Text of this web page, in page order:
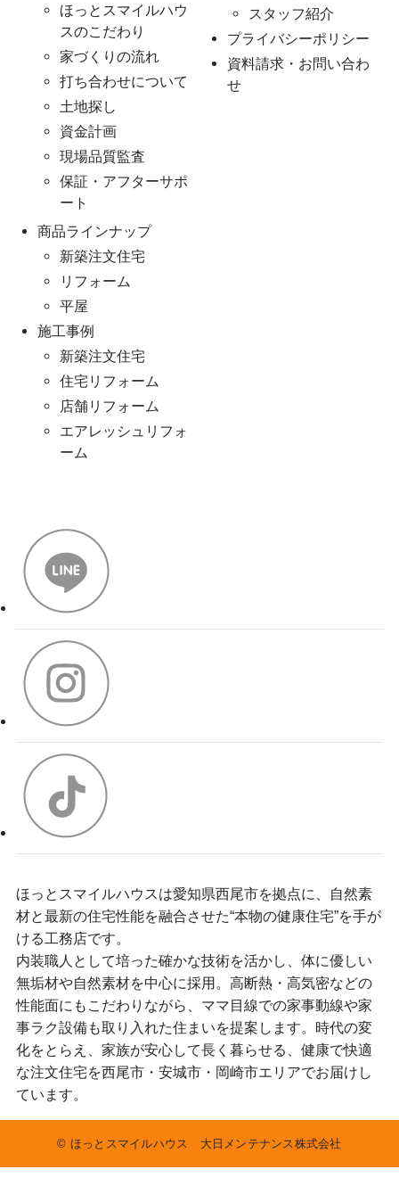
ほっとスマイルハウ
スのこだわり
家づくりの流れ
打ち合わせについて
土地探し
資金計画
現場品質監査
保証・アフターサポ
ート
商品ラインナップ
新築注文住宅
リフォーム
平屋
施工事例
新築注文住宅
住宅リフォーム
店舗リフォーム
エアレッシュリフォ
ーム
スタッフ紹介
プライバシーポリシー
資料請求・お問い合わ
せ
ほっとスマイルハウスは愛知県西尾市を拠点に、自然素
材と最新の住宅性能を融合させた“本物の健康住宅”を手が
ける工務店です。
内装職人として培った確かな技術を活かし、体に優しい
無垢材や自然素材を中心に採用。高断熱・高気密などの
性能面にもこだわりながら、ママ目線での家事動線や家
事ラク設備も取り入れた住まいを提案します。時代の変
化をとらえ、家族が安心して長く暮らせる、健康で快適
な注文住宅を西尾市・安城市・岡崎市エリアでお届けし
ています。
© ほっとスマイルハウス 大日メンテナンス株式会社